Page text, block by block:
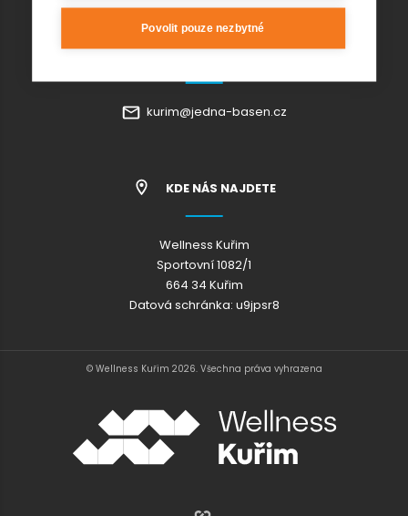
KONTAKT RESTAURACE
kurim@jedna-basen.cz
KDE NÁS NAJDETE
Wellness Kuřim
Sportovní 1082/1
664 34 Kuřim
Datová schránka: u9jpsr8
© Wellness Kuřim 2026. Všechna práva vyhrazena
Povolit pouze nezbytné